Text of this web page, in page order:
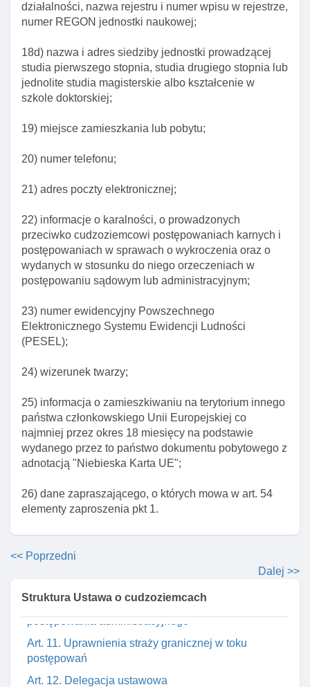
działalności, nazwa rejestru i numer wpisu w rejestrze,
numer REGON jednostki naukowej;
18d) nazwa i adres siedziby jednostki prowadzącej
studia pierwszego stopnia, studia drugiego stopnia lub
jednolite studia magisterskie albo kształcenie w
szkole doktorskiej;
19) miejsce zamieszkania lub pobytu;
20) numer telefonu;
21) adres poczty elektronicznej;
22) informacje o karalności, o prowadzonych
przeciwko cudzoziemcowi postępowaniach karnych i
postępowaniach w sprawach o wykroczenia oraz o
wydanych w stosunku do niego orzeczeniach w
postępowaniu sądowym lub administracyjnym;
23) numer ewidencyjny Powszechnego
Elektronicznego Systemu Ewidencji Ludności
(PESEL);
24) wizerunek twarzy;
25) informacja o zamieszkiwaniu na terytorium innego
państwa członkowskiego Unii Europejskiej co
najmniej przez okres 18 miesięcy na podstawie
wydanego przez to państwo dokumentu pobytowego z
adnotacją "Niebieska Karta UE";
26) dane zapraszającego, o których mowa w art. 54
elementy zaproszenia pkt 1.
<< Poprzedni
Dalej >>
Struktura Ustawa o cudzoziemcach
Dział I. Przepisy ogólne
Art. 2. Wyłączenie stosowania ustawy
Art. 3. Katalog pojęć ustawowych
wojewodzie I administracji rządowej w województwie
Art. 5. Postępowania należące do właściwośCI
konsulów
Art. 6. Odstąpienie od uzasadnienia faktycznego
orzeczenia
Art. 7. Obowiązek pouczenia cudzoziemca
Art. 8. Język w którym są sporządzane wnioski,
tłumaczenie dokumentów
Art. 9a. Zachowanie terminu na złożenie pisma przez
postępowania administracyjnego
Art. 11. Uprawnienia straży granicznej w toku
postępowań
Art. 12. Delegacja ustawowa